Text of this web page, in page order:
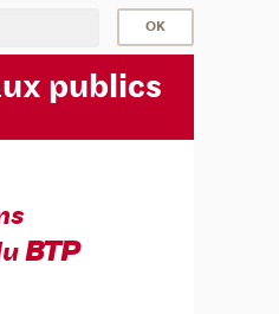
ux publics
BTP